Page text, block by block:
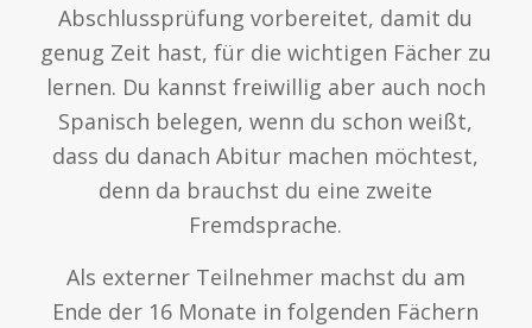
Abschlussprüfung vorbereitet, damit du
genug Zeit hast, für die wichtigen Fächer zu
lernen. Du kannst freiwillig aber auch noch
Spanisch belegen, wenn du schon weißt,
dass du danach Abitur machen möchtest,
denn da brauchst du eine zweite
Fremdsprache.
Als externer Teilnehmer machst du am
Ende der 16 Monate in folgenden Fächern